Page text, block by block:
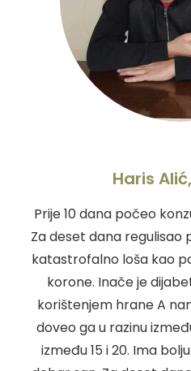
Haris
Prije 10 dana počeo
Za deset dana regulisao
katastrofalno loša kao
korone. Inače je
korištenjem hrane A
doveo ga u razinu
između 15 i 20. Ima